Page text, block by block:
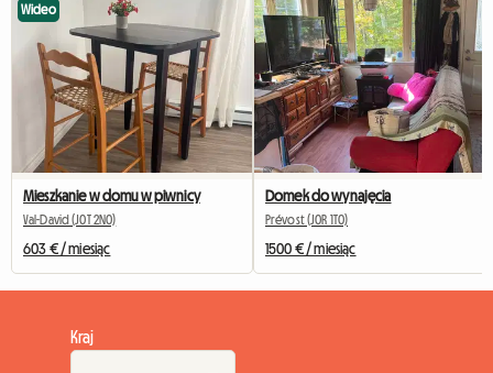
Wideo
Mieszkanie w domu w piwnicy
Val-David (J0T 2N0)
603 € / miesiąc
Domek do wynajęcia
Prévost (J0R 1T0)
1500 € / miesiąc
Kraj